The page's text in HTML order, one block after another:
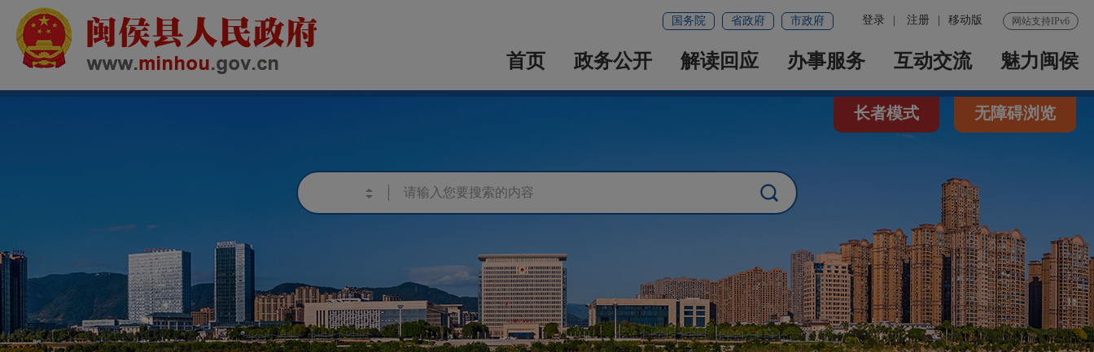
网站支持IPv6
登录 注册 移动版
国务院 省政府 市政府
首页 政务公开 解读回应 办事服务 互动交流 魅力闽侯
长者模式 无障碍浏览